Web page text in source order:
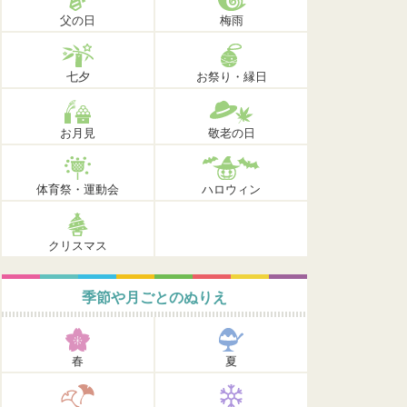
父の日 梅雨
七夕 お祭り・縁日
お月見 敬老の日
体育祭・運動会 ハロウィン
クリスマス
季節や月ごとのぬりえ
春 夏